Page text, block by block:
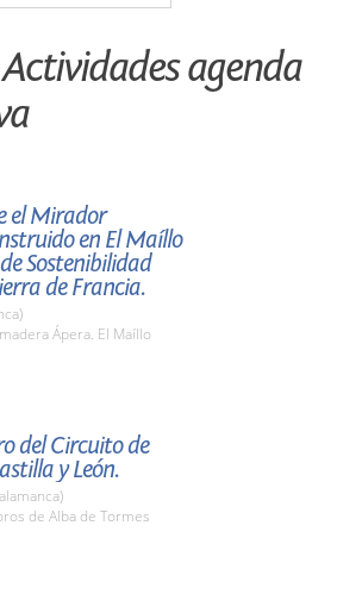
agenda
el Mirador
en El Maíllo
Sostenibilidad
de Francia.
Ápera. El Maíllo
del Circuito de
y León.
de Alba de Tormes